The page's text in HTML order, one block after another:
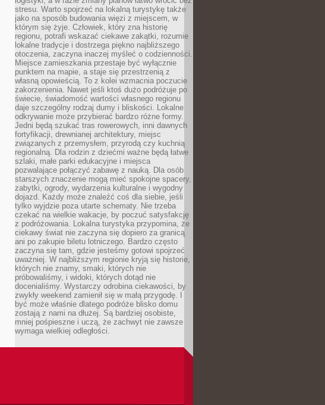
stresu. Warto spojrzeć na lokalną turystykę także
jako na sposób budowania więzi z miejscem, w
którym się żyje. Człowiek, który zna historię
regionu, potrafi wskazać ciekawe zakątki, rozumie
lokalne tradycje i dostrzega piękno najbliższego
otoczenia, zaczyna inaczej myśleć o codzienności.
Miejsce zamieszkania przestaje być wyłącznie
punktem na mapie, a staje się przestrzenią z
własną opowieścią. To z kolei wzmacnia poczucie
zakorzenienia. Nawet jeśli ktoś dużo podróżuje po
świecie, świadomość wartości własnego regionu
daje szczególny rodzaj dumy i bliskości. Lokalne
odkrywanie może przybierać bardzo różne formy.
Jedni będą szukać tras rowerowych, inni dawnych
fortyfikacji, drewnianej architektury, miejsc
związanych z przemysłem, przyrodą czy kuchnią
regionalną. Dla rodzin z dziećmi ważne będą łatwe
szlaki, małe parki edukacyjne i miejsca
pozwalające połączyć zabawę z nauką. Dla osób
starszych znaczenie mogą mieć spokojne spacery,
zabytki, ogrody, wydarzenia kulturalne i wygodny
dojazd. Każdy może znaleźć coś dla siebie, jeśli
tylko wyjdzie poza utarte schematy. Nie trzeba
czekać na wielkie wakacje, by poczuć satysfakcję
z podróżowania. Lokalna turystyka przypomina, że
ciekawy świat nie zaczyna się dopiero za granicą
ani po zakupie biletu lotniczego. Bardzo często
zaczyna się tam, gdzie jesteśmy gotowi spojrzeć
uważniej. W najbliższym regionie kryją się historie,
których nie znamy, smaki, których nie
próbowaliśmy, i widoki, których dotąd nie
docenialiśmy. Wystarczy odrobina ciekawości, by
zwykły weekend zamienił się w małą przygodę. I
być może właśnie dlatego podróże blisko domu
zostają z nami na dłużej. Są bardziej osobiste,
mniej pośpieszne i uczą, że zachwyt nie zawsze
wymaga wielkiej odległości.